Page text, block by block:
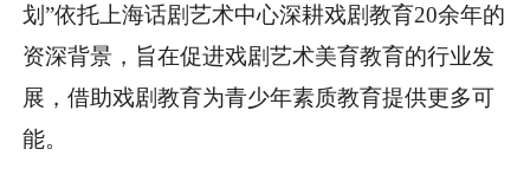
划”依托上海话剧艺术中心深耕戏剧教育20余年的
资深背景，旨在促进戏剧艺术美育教育的行业发
展，借助戏剧教育为青少年素质教育提供更多可
能。